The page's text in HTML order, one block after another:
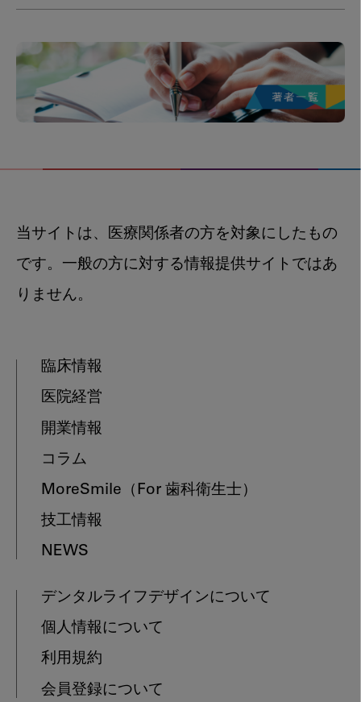
当サイトは、医療関係者の方を対象にしたもの
です。一般の方に対する情報提供サイトではあ
りません。
臨床情報
医院経営
開業情報
コラム
MoreSmile （For 歯科衛生士）
技工情報
NEWS
デンタルライフデザインについて
個人情報について
利用規約
会員登録について